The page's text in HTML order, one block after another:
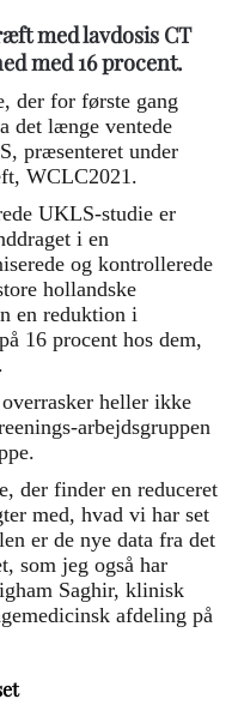
med lavdosis CT
med 16 procent.
der for første gang
det længe ventede
præsenteret under
WCLC2021.
UKLS-studie er
i en
og kontrollerede
hollandske
en reduktion i
16 procent hos dem,
heller ikke
arbejdsgruppen
der finder en reduceret
med, hvad vi har set
er de nye data fra det
som jeg også har
Saghir, klinisk
afdeling på